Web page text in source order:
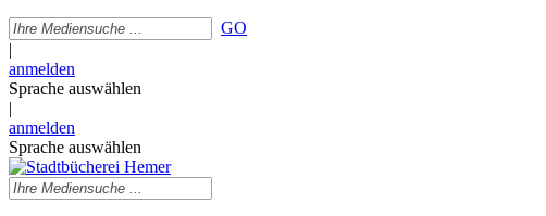
GO
|
anmelden
Sprache auswählen
|
anmelden
Sprache auswählen